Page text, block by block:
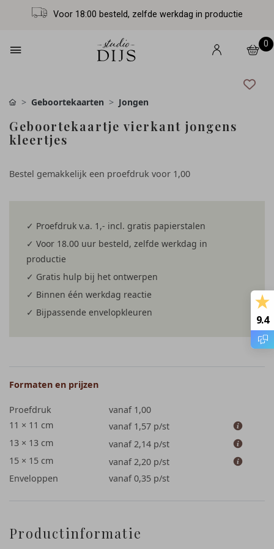
Voor 18:00 besteld, zelfde werkdag in productie
0
Geboortekaarten Jongen
Geboortekaartje vierkant jongens
kleertjes
Bestel gemakkelijk een proefdruk voor 1,00
✓ Proefdruk v.a. 1,- incl. gratis papierstalen
✓ Voor 18.00 uur besteld, zelfde werkdag in
productie
✓ Gratis hulp bij het ontwerpen
✓ Binnen één werkdag reactie
✓ Bijpassende envelopkleuren
Formaten en prijzen
Proefdruk
vanaf 1,00
11 × 11 cm
vanaf 1,57 p/st
13 × 13 cm
vanaf 2,14 p/st
15 × 15 cm
vanaf 2,20 p/st
Enveloppen
vanaf 0,35 p/st
Productinformatie
9.4